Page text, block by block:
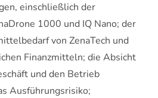
einschließlich der
1000 und IQ Nano; der
von ZenaTech und
Finanzmitteln; die Absicht
und den Betrieb
Ausführungsrisiko;